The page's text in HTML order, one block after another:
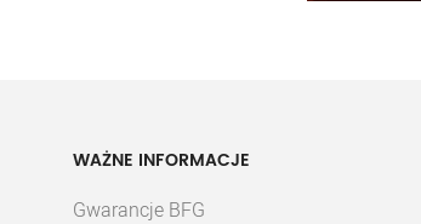
WAŻNE INFORMACJE
Gwarancje BFG